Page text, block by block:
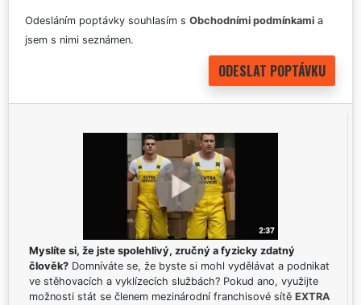
Odesláním poptávky souhlasím s Obchodními podmínkami a
jsem s nimi seznámen.
Myslíte si, že jste spolehlivý, zručný a fyzicky zdatný
člověk? Domníváte se, že byste si mohl vydělávat a podnikat
ve stěhovacích a vyklízecích službách? Pokud ano, využijte
možnosti stát se členem mezinárodní franchisové sítě EXTRA